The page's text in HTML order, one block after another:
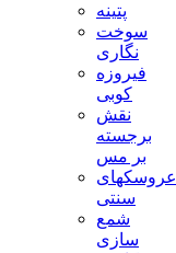
پتینه
سوخت
نگاری
فیروزه
کوبی
نقش
برجسته
بر مس
عروسکهای
سنتی
شمع
سازی